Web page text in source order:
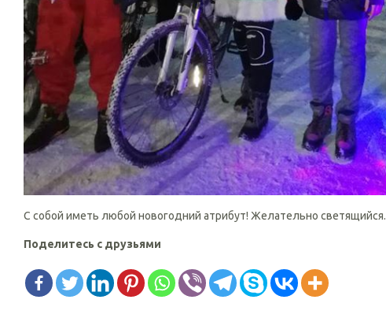
С собой иметь любой новогодний атрибут! Желательно светящийся.
Поделитесь с друзьями